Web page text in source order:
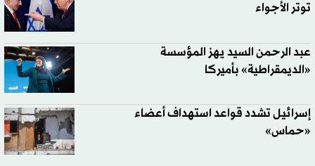
توتر الأجواء
عبد الرحمن السيد يهز المؤسسة
«الديمقراطية» بأميركا
إسرائيل تشدد قواعد استهداف أعضاء
«حماس»